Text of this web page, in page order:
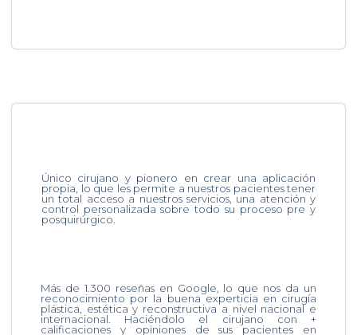
Único cirujano y pionero en crear una aplicación
propia, lo que les permite a nuestros pacientes tener
un total acceso a nuestros servicios, una atención y
control personalizada sobre todo su proceso pre y
posquirúrgico.
Más de 1.300 reseñas en Google, lo que nos da un
reconocimiento por la buena experticia en cirugía
plástica, estética y reconstructiva a nivel nacional e
internacional. Haciéndolo el cirujano con +
calificaciones y opiniones de sus pacientes en